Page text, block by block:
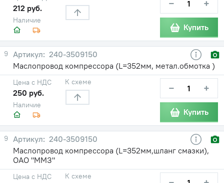
Наличие
212 руб. − +
Купить
9
240-3509150
Маслопровод компрессора (L=352мм, метал.обмотка )
Наличие
Цена с НДС
250 руб.
К схеме − +
Купить
9
240-3509150
Маслопровод компрессора (L=352мм,шланг смазки),
ОАО "ММЗ"
Цена с НДС К схеме